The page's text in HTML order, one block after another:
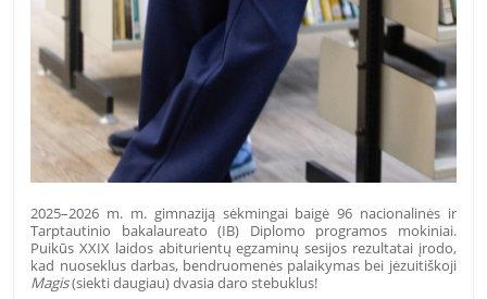
2025–2026 m. m. gimnaziją sėkmingai baigė 96 nacionalinės ir
Tarptautinio bakalaureato (IB) Diplomo programos mokiniai.
Puikūs XXIX laidos abiturientų egzaminų sesijos rezultatai įrodo,
kad nuoseklus darbas, bendruomenės palaikymas bei jėzuitiškoji
Magis(siekti daugiau) dvasia daro stebuklus!